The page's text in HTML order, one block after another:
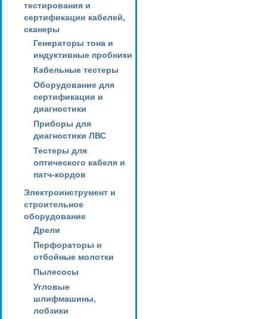
тестирования и
сертификации кабелей,
сканеры
Генераторы тона и
индуктивные пробники
Кабельные тестеры
Оборудование для
сертификации и
диагностики
Приборы для
диагностики ЛВС
Тестеры для
оптического кабеля и
патч-кордов
Электроинструмент и
строительное
оборудование
Дрели
Перфораторы и
отбойные молотки
Пылесосы
Угловые
шлифмашины,
лобзики